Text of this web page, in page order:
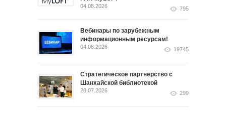
04.08.2026 795
Вебинары по зарубежным
информационным ресурсам!
04.08.2026 19745
Стратегическое партнерство с
Шанхайской библиотекой
28.07.2026 299